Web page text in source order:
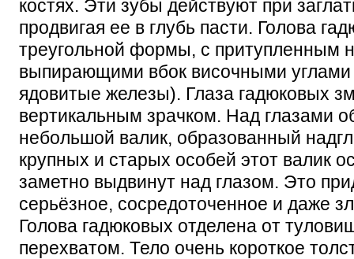
костях. Эти зубы действуют при
продвигая ее в глубь пасти. Голова
треугольной формы, с притупленным
выпирающими вбок височными углами
ядовитые железы). Глаза гадюковых
вертикальным зрачком. Над глазами
небольшой валик, образованный
крупных и старых особей этот валик
заметно выдвинут над глазом. Это
серьёзное, сосредоточенное и даже
Голова гадюковых отделена от
перехватом. Тело очень короткое